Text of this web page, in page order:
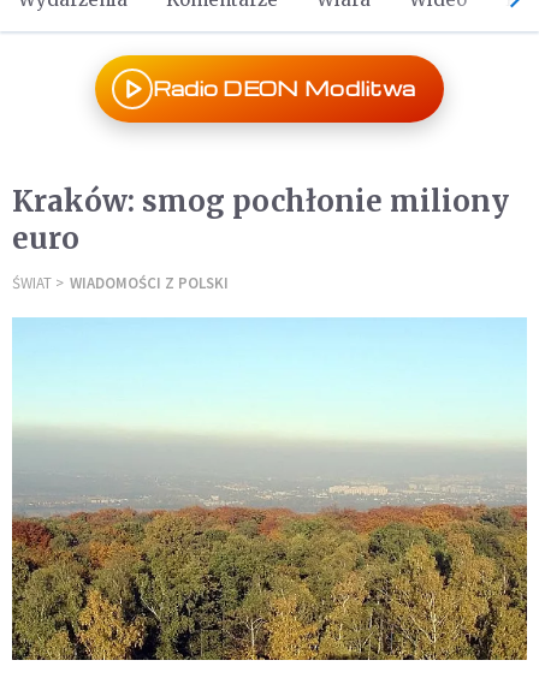
Radio DEON Modlitwa
Kraków: smog pochłonie miliony
euro
ŚWIAT WIADOMOŚCI Z POLSKI